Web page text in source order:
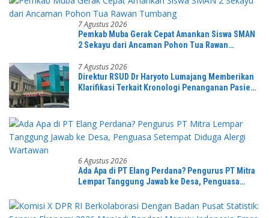
7 Agustus 2026
Pemkab Muba Gerak Cepat Amankan Siswa SMAN
2 Sekayu dari Ancaman Pohon Tua Rawan
7 Agustus 2026
Direktur RSUD Dr Haryoto Lumajang Memberikan
Klarifikasi Terkait Kronologi Penanganan Pasien
6 Agustus 2026
Ada Apa di PT Elang Perdana? Pengurus PT Mitra
Lempar Tanggung Jawab ke Desa, Penguasa